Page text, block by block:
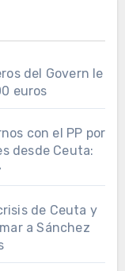
del Govern le
euros
con el PP por
desde Ceuta:
de Ceuta y
a Sánchez